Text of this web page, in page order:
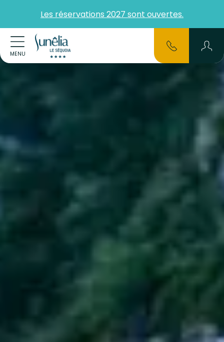
Les réservations 2027 sont ouvertes.
MENU